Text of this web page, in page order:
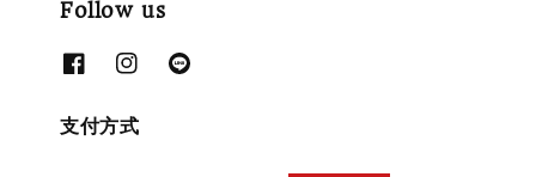
Follow us
支付方式